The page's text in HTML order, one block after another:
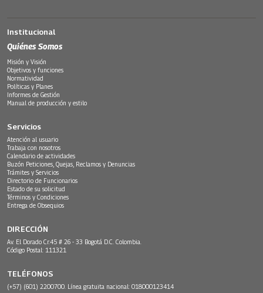
Institucional
Quiénes Somos
Misión y Visión
Objetivos y funciones
Normatividad
Políticas y Planes
Informes de Gestión
Manual de producción y estilo
Servicios
Atención al usuario
Trabaja con nosotros
Calendario de actividades
Buzón Peticiones, Quejas, Reclamos y Denuncias
Trámites y Servicios
Directorio de Funcionarios
Estado de su solicitud
Términos y Condiciones
Entrega de Obsequios
DIRECCIÓN
Av. El Dorado Cr.45 # 26 - 33 Bogotá D.C. Colombia.
Código Postal: 111321
TELÉFONOS
(+57) (601) 2200700. Línea gratuita nacional: 018000123414